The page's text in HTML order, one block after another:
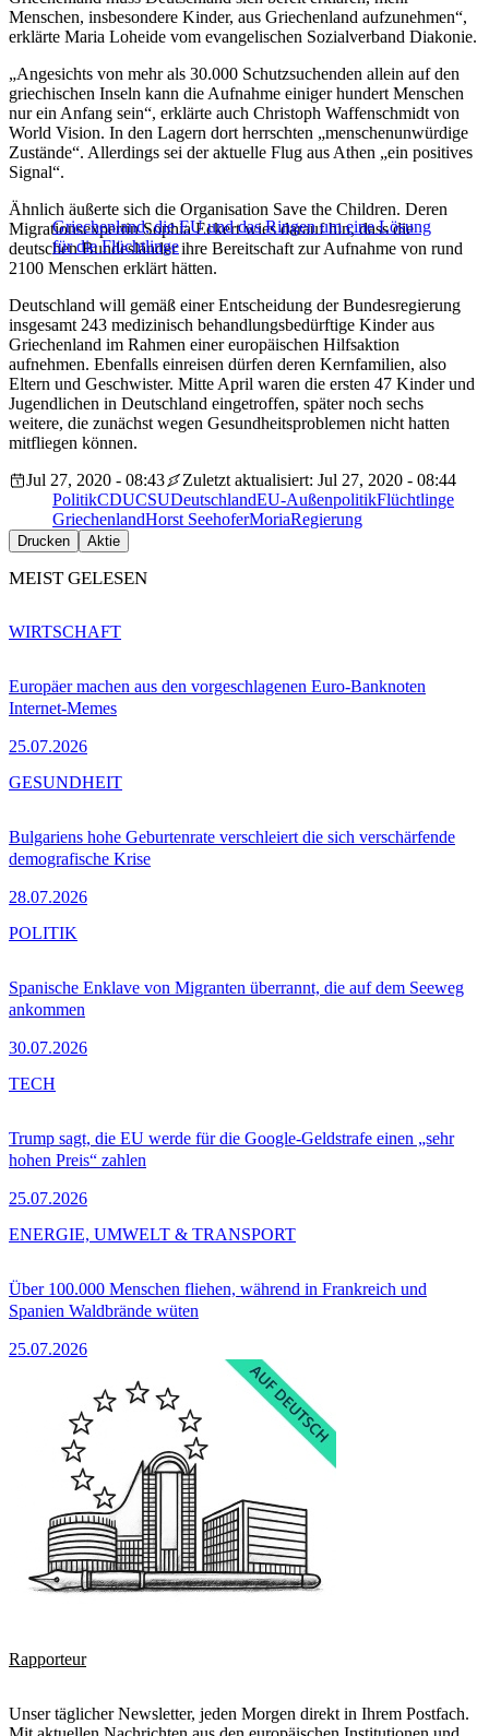
Menschen, insbesondere Kinder, aus Griechenland aufzunehmen“,
erklärte Maria Loheide vom evangelischen Sozialverband Diakonie.
„Angesichts von mehr als 30.000 Schutzsuchenden allein auf den
griechischen Inseln kann die Aufnahme einiger hundert Menschen
nur ein Anfang sein“, erklärte auch Christoph Waffenschmidt von
World Vision. In den Lagern dort herrschten „menschenunwürdige
Zustände“. Allerdings sei der aktuelle Flug aus Athen „ein positives
Signal“.
Griechenland, die EU und das Ringen um eine Lösung
für die Flüchtlinge
Ähnlich äußerte sich die Organisation Save the Children. Deren
Migrationsexpertin Sophia Eckert wies darauf hin, dass die
deutschen Bundesländer ihre Bereitschaft zur Aufnahme von rund
2100 Menschen erklärt hätten.
Deutschland will gemäß einer Entscheidung der Bundesregierung
insgesamt 243 medizinisch behandlungsbedürftige Kinder aus
Griechenland im Rahmen einer europäischen Hilfsaktion
aufnehmen. Ebenfalls einreisen dürfen deren Kernfamilien, also
Eltern und Geschwister. Mitte April waren die ersten 47 Kinder und
Jugendlichen in Deutschland eingetroffen, später noch sechs
weitere, die zunächst wegen Gesundheitsproblemen nicht hatten
mitfliegen können.
Jul 27, 2020 - 08:43
Zuletzt aktualisiert: Jul 27, 2020 - 08:44
PolitikCDUCSUDeutschlandEU-AußenpolitikFlüchtlinge
GriechenlandHorst SeehoferMoriaRegierung
Drucken Aktie
MEIST GELESEN
Europäer machen aus den vorgeschlagenen Euro-Banknoten
Internet-Memes
25.07.2026
WIRTSCHAFT
Bulgariens hohe Geburtenrate verschleiert die sich verschärfende
demografische Krise
28.07.2026
GESUNDHEIT
Spanische Enklave von Migranten überrannt, die auf dem Seeweg
ankommen
30.07.2026
POLITIK
Trump sagt, die EU werde für die Google-Geldstrafe einen „sehr
hohen Preis“ zahlen
25.07.2026
TECH
Über 100.000 Menschen fliehen, während in Frankreich und
Spanien Waldbrände wüten
25.07.2026
ENERGIE, UMWELT & TRANSPORT
Rapporteur
Unser täglicher Newsletter, jeden Morgen direkt in Ihrem Postfach.